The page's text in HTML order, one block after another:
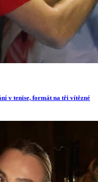
v tenise, formát na tři vítězné